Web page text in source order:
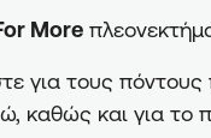
More
για τους πόντους
καθώς και για το